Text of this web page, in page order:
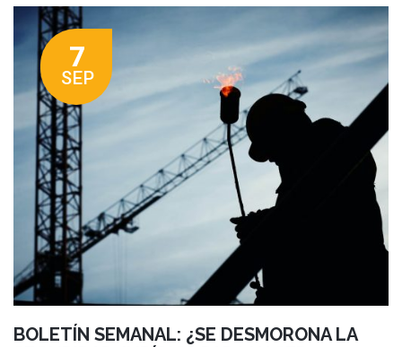
7
SEP
BOLETÍN SEMANAL: ¿SE DESMORONA LA